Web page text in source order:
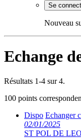
Se
Nouveau
Echange
Résultats 1-4 sur 4.
100 points
Dispo Echanger
02/01/2025
ST POL DE